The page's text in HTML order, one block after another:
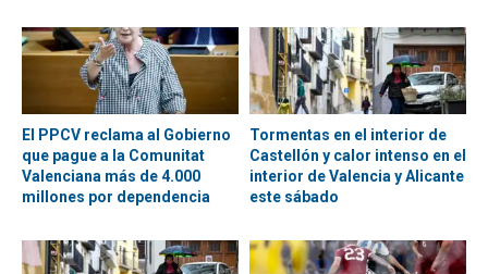
El PPCV reclama al Gobierno
que pague a la Comunitat
Valenciana más de 4.000
millones por dependencia
Tormentas en el interior de
Castellón y calor intenso en el
interior de Valencia y Alicante
este sábado